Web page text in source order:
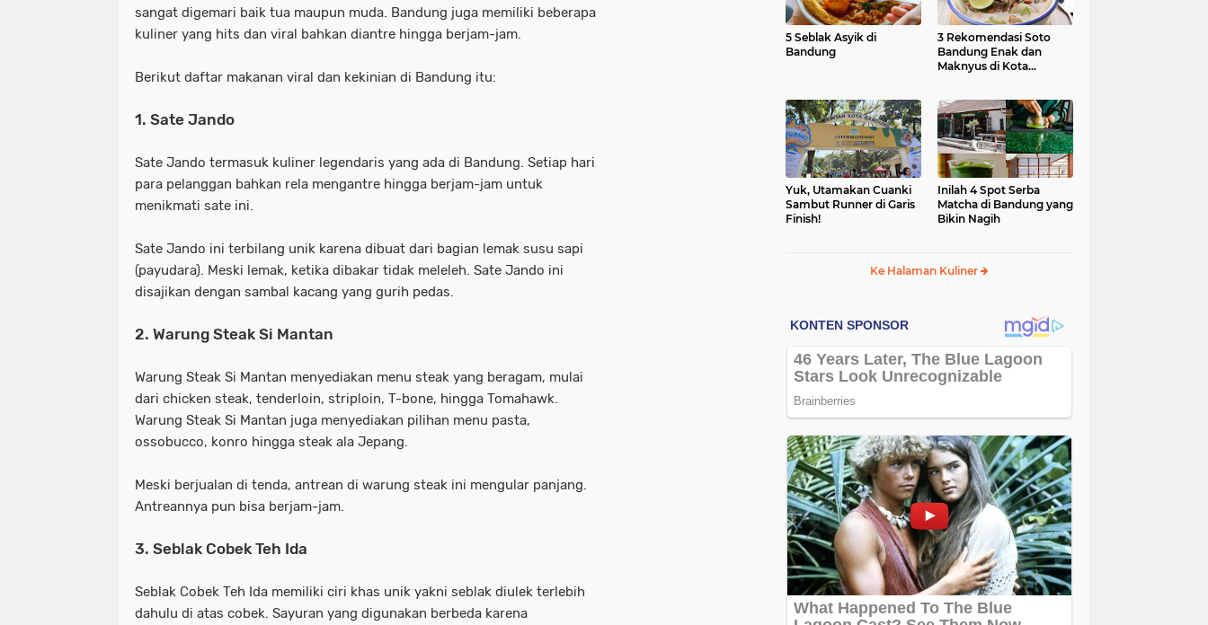
sangat digemari baik tua maupun muda. Bandung juga memiliki beberapa
kuliner yang hits dan viral bahkan diantre hingga berjam-jam.
Berikut daftar makanan viral dan kekinian di Bandung itu:
1. Sate Jando
Sate Jando termasuk kuliner legendaris yang ada di Bandung. Setiap hari
para pelanggan bahkan rela mengantre hingga berjam-jam untuk
menikmati sate ini.
Sate Jando ini terbilang unik karena dibuat dari bagian lemak susu sapi
(payudara). Meski lemak, ketika dibakar tidak meleleh. Sate Jando ini
disajikan dengan sambal kacang yang gurih pedas.
2. Warung Steak Si Mantan
Warung Steak Si Mantan menyediakan menu steak yang beragam, mulai
dari chicken steak, tenderloin, striploin, T-bone, hingga Tomahawk.
Warung Steak Si Mantan juga menyediakan pilihan menu pasta,
ossobucco, konro hingga steak ala Jepang.
Meski berjualan di tenda, antrean di warung steak ini mengular panjang.
Antreannya pun bisa berjam-jam.
3. Seblak Cobek Teh Ida
Seblak Cobek Teh Ida memiliki ciri khas unik yakni seblak diulek terlebih
dahulu di atas cobek. Sayuran yang digunakan berbeda karena
5 Seblak Asyik di
Bandung
3 Rekomendasi Soto
Bandung Enak dan
Maknyus di Kota
Yuk, Utamakan Cuanki
Sambut Runner di Garis
Finish!
Inilah 4 Spot Serba
Matcha di Bandung yang
Bikin Nagih
Ke Halaman Kuliner